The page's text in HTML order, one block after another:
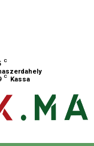
C
C Kassa